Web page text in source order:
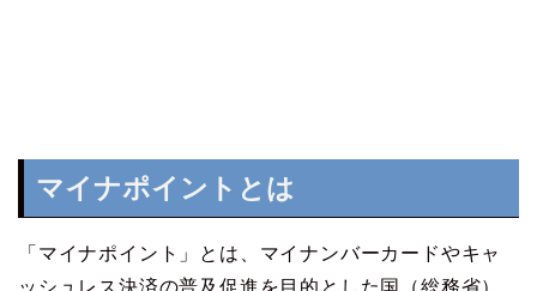
マイナポイントとは
「マイナポイント」とは、マイナンバーカードやキャ
ッシュレス決済の普及促進を目的とした国（総務省）